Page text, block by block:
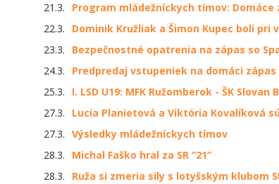
21.3.
Program mládežníckych tímov:
22.3.
Dominik Kružliak a Šimon Kupec boli pri
23.3.
Bezpečnostné opatrenia na zápas so
24.3.
Predpredaj vstupeniek na domáci
25.3.
I. LSD U19: MFK Ružomberok - ŠK Slovan
27.3.
Lucia Planietová a Viktória Kovalíková
27.3. Výsledky mládežníckych tímov
28.3.
Michal Faško hral za SR “21“
28.3.
Ruža si zmeria sily s lotyšským klubom